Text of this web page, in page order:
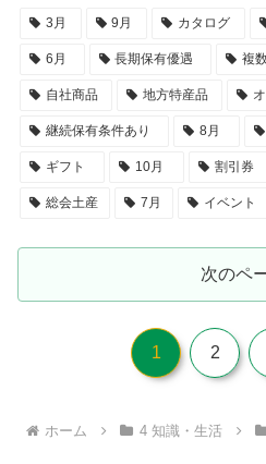
3月 9月 カタログ
6月 長期保有優遇 複
自社商品 地方特産品
継続保有条件あり 8月
ギフト 10月 割引券
総会土産 7月 イベント
次のペ
1 2
ホーム 4 知識・生活